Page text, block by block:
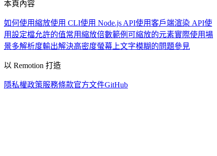
本頁內容
如何使用縮放使用 CLI使用 Node.js API使用客戶端渲染 API使
用設定檔允許的值常用縮放倍數範例 可縮放的元素實際使用場
景多解析度輸出解決高密度螢幕上文字模糊的問題參見
以 Remotion 打造
隱私權政策服務條款官方文件GitHub